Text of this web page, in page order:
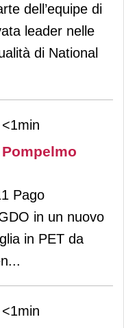
dell’equipe di
leader nelle
di National
<1min
Pago
in un nuovo
in PET da
...
<1min